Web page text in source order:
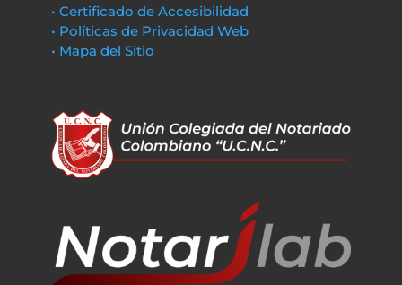
• Certificado de Accesibilidad
• Políticas de Privacidad Web
• Mapa del Sitio